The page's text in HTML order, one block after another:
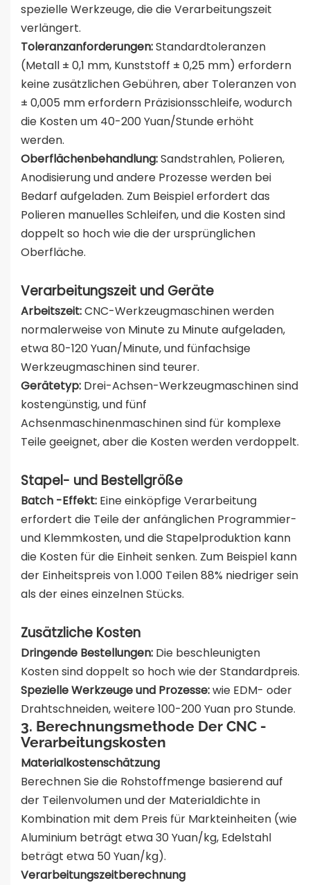
spezielle Werkzeuge, die die Verarbeitungszeit
verlängert.
Toleranzanforderungen:Standardtoleranzen
(Metall ± 0,1 mm, Kunststoff ± 0,25 mm) erfordern
keine zusätzlichen Gebühren, aber Toleranzen von
± 0,005 mm erfordern Präzisionsschleife, wodurch
die Kosten um 40-200 Yuan/Stunde erhöht
werden.
Oberflächenbehandlung:Sandstrahlen, Polieren,
Anodisierung und andere Prozesse werden bei
Bedarf aufgeladen. Zum Beispiel erfordert das
Polieren manuelles Schleifen, und die Kosten sind
doppelt so hoch wie die der ursprünglichen
Oberfläche.
Verarbeitungszeit und Geräte
Arbeitszeit:CNC-Werkzeugmaschinen werden
normalerweise von Minute zu Minute aufgeladen,
etwa 80-120 Yuan/Minute, und fünfachsige
Werkzeugmaschinen sind teurer.
Gerätetyp: Drei-Achsen-Werkzeugmaschinen sind
kostengünstig, und fünf
Achsenmaschinenmaschinen sind für komplexe
Teile geeignet, aber die Kosten werden verdoppelt.
Stapel- und Bestellgröße
Batch -Effekt: Eine einköpfige Verarbeitung
erfordert die Teile der anfänglichen Programmier-
und Klemmkosten, und die Stapelproduktion kann
die Kosten für die Einheit senken. Zum Beispiel kann
der Einheitspreis von 1.000 Teilen 88% niedriger sein
als der eines einzelnen Stücks.
Zusätzliche Kosten
Dringende Bestellungen: Die beschleunigten
Kosten sind doppelt so hoch wie der Standardpreis.
Spezielle Werkzeuge und Prozesse:wie EDM- oder
Drahtschneiden, weitere 100-200 Yuan pro Stunde.
3. Berechnungsmethode Der CNC -
Verarbeitungskosten
Materialkostenschätzung
Berechnen Sie die Rohstoffmenge basierend auf
der Teilenvolumen und der Materialdichte in
Kombination mit dem Preis für Markteinheiten (wie
Aluminium beträgt etwa 30 Yuan/kg, Edelstahl
beträgt etwa 50 Yuan/kg).
Verarbeitungszeitberechnung